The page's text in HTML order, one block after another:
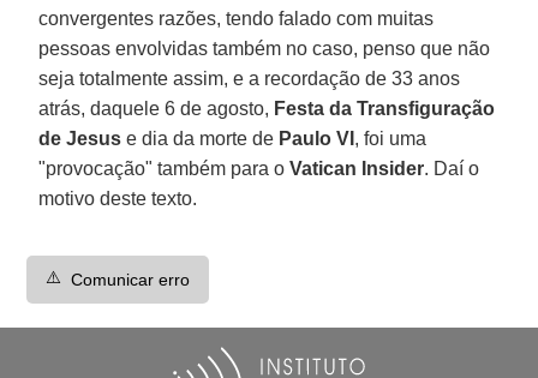
convergentes razões, tendo falado com muitas
pessoas envolvidas também no caso, penso que não
seja totalmente assim, e a recordação de 33 anos
atrás, daquele 6 de agosto, Festa da Transfiguração
de Jesus e dia da morte de Paulo VI , foi uma
"provocação" também para oVatican Insider. Daí o
motivo deste texto.
⚠️ Comunicar erro